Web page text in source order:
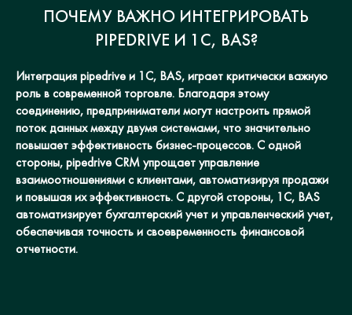
ПОЧЕМУ ВАЖНО ИНТЕГРИРОВАТЬ
PIPEDRIVE И 1С, BAS?
Интеграция pipedrive и 1С, BAS, играет критически важную
роль в современной торговле. Благодаря этому
соединению, предприниматели могут настроить прямой
поток данных между двумя системами, что значительно
повышает эффективность бизнес-процессов. С одной
стороны, pipedrive CRM упрощает управление
взаимоотношениями с клиентами, автоматизируя продажи
и повышая их эффективность. С другой стороны, 1С, BAS
автоматизирует бухгалтерский учет и управленческий учет,
обеспечивая точность и своевременность финансовой
отчетности.